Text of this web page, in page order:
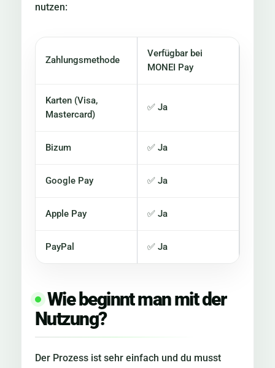
nutzen:
Zahlungsmethode
Verfügbar bei
MONEI Pay
Karten (Visa,
Mastercard)
✅ Ja
Bizum ✅ Ja
Google Pay ✅ Ja
Apple Pay ✅ Ja
PayPal ✅ Ja
Wie beginnt man mit der
Nutzung?
Der Prozess ist sehr einfach und du musst